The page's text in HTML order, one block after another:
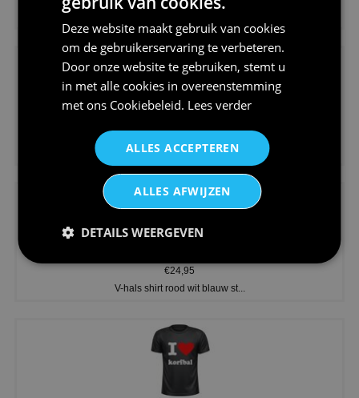
€24,95
Koningsdag shirt heren v-hals ...
€24,95
V-hals shirt rood wit blauw st...
Deze website maakt gebruik van cookies
om de gebruikerservaring te verbeteren.
Door onze website te gebruiken, stemt u
in met alle cookies in overeenstemming
met ons Cookiebeleid. Lees verder
ALLES ACCEPTEREN
ALLES AFWIJZEN
DETAILS WEERGEVEN